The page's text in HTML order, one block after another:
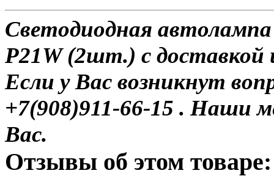
Светодиодная
P21W (2шт.) с доставкой
Если у Вас возникнут
+7(908)911-66-15 . Наши
Вас.
Отзывы об этом товаре: